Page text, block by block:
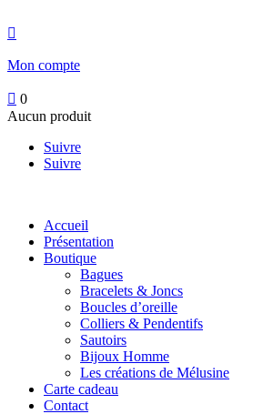

Mon compte
 0
Aucun produit
Suivre
Suivre
Accueil
Présentation
Boutique
Bagues
Bracelets & Joncs
Boucles d’oreille
Colliers & Pendentifs
Sautoirs
Bijoux Homme
Les créations de Mélusine
Carte cadeau
Contact